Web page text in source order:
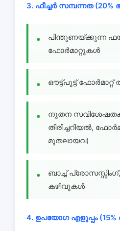
3. ഫീച്ചർ സമ്പന്നത (20%
പിന്തുണയ്ക്കുന്ന
ഫോർമാറ്റുകൾ
ഔട്ട്പുട്ട് ഫോർമാറ്റ്
നൂതന
തിരിച്ചറിയൽ,
മുതലായവ)
ബാച്ച്
കഴിവുകൾ
4. ഉപയോഗ എളുപ്പം (15%